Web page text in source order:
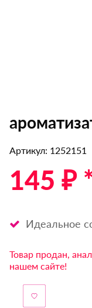
Артикул: 1252151
145 ₽
Идеальное
Товар продан,
нашем сайте!